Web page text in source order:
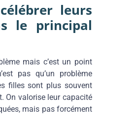
leurs
le principal
mais c’est un point
pas qu’un problème
filles sont plus souvent
On valorise leur capacité
mais pas forcément